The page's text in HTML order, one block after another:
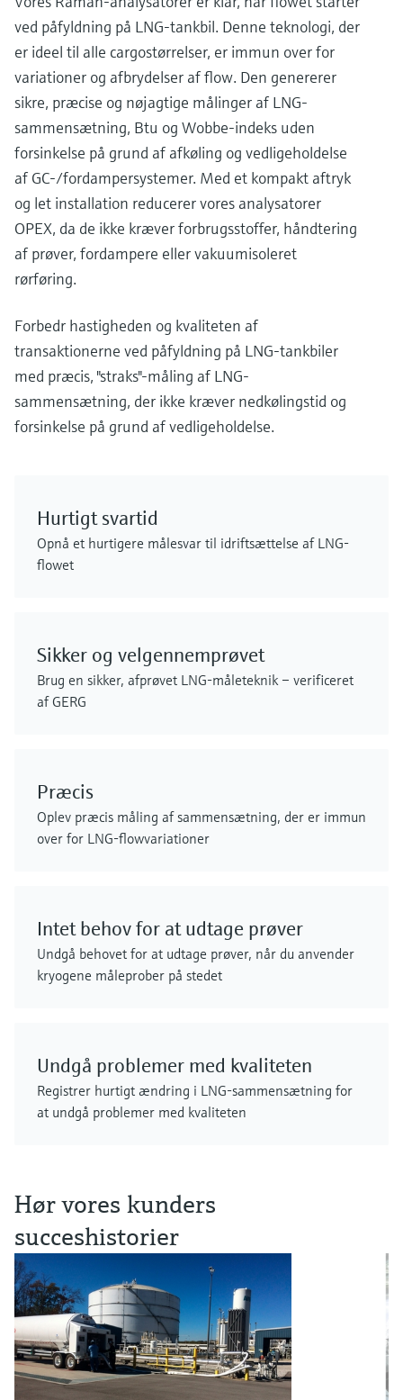
ved påfyldning på LNG-tankbil. Denne teknologi, der
er ideel til alle cargostørrelser, er immun over for
variationer og afbrydelser af flow. Den genererer
sikre, præcise og nøjagtige målinger af LNG-
sammensætning, Btu og Wobbe-indeks uden
forsinkelse på grund af afkøling og vedligeholdelse
af GC-/fordampersystemer. Med et kompakt aftryk
og let installation reducerer vores analysatorer
OPEX, da de ikke kræver forbrugsstoffer, håndtering
af prøver, fordampere eller vakuumisoleret
rørføring.
Forbedr hastigheden og kvaliteten af
transaktionerne ved påfyldning på LNG-tankbiler
med præcis, "straks"-måling af LNG-
sammensætning, der ikke kræver nedkølingstid og
forsinkelse på grund af vedligeholdelse.
Hurtigt svartid
Opnå et hurtigere målesvar til idriftsættelse af LNG-
flowet
Sikker og velgennemprøvet
Brug en sikker, afprøvet LNG-måleteknik – verificeret
af GERG
Præcis
Oplev præcis måling af sammensætning, der er immun
over for LNG-flowvariationer
Intet behov for at udtage prøver
Undgå behovet for at udtage prøver, når du anvender
kryogene måleprober på stedet
Undgå problemer med kvaliteten
Registrer hurtigt ændring i LNG-sammensætning for
at undgå problemer med kvaliteten
Hør vores kunders
succeshistorier